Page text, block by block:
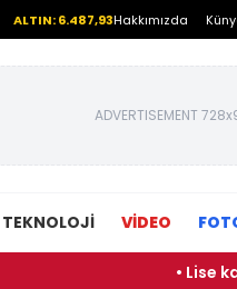
ALTIN: 6.487,93Hakkımızda
ADVERTISEMENT
TEKNOLOJI VİDEO
• Lise kayıtları